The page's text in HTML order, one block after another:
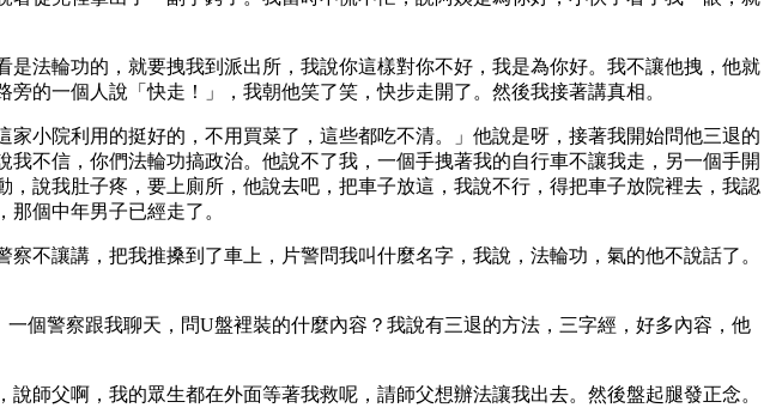
法輪功的，就要拽我到派出所，我說你這樣對你不好，我是為你好。我不讓他拽，他就
的一個人說「快走！」，我朝他笑了笑，快步走開了。然後我接著講真相。
小院利用的挺好的，不用買菜了，這些都吃不清。」他說是呀，接著我開始問他三退的
不信，你們法輪功搞政治。他說不了我，一個手拽著我的自行車不讓我走，另一個手開
說我肚子疼，要上廁所，他說去吧，把車子放這，我說不行，得把車子放院裡去，我認
個中年男子已經走了。
不讓講，把我推搡到了車上，片警問我叫什麼名字，我說，法輪功，氣的他不說話了。
個警察跟我聊天，問U盤裡裝的什麼內容？我說有三退的方法，三字經，好多內容，他
師父啊，我的眾生都在外面等著我救呢，請師父想辦法讓我出去。然後盤起腿發正念。